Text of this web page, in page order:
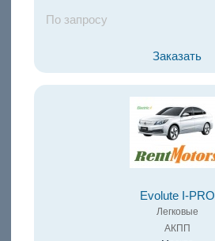
По запросу
Заказать
Evolute I-PRO
Легковые
АКПП